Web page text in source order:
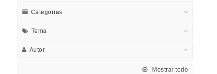
Categorias
Tema
Autor
Mostrar todo